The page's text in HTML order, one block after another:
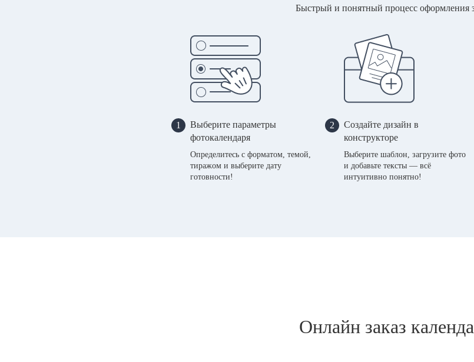
Быстрый и понятный процесс оформления
1
Выберите параметры
фотокалендаря
Определитесь с форматом, темой,
тиражом и выберите дату
готовности!
2
Создайте дизайн в
конструкторе
Выберите шаблон, загрузите фото
и добавьте тексты — всё
интуитивно понятно!
Онлайн заказ